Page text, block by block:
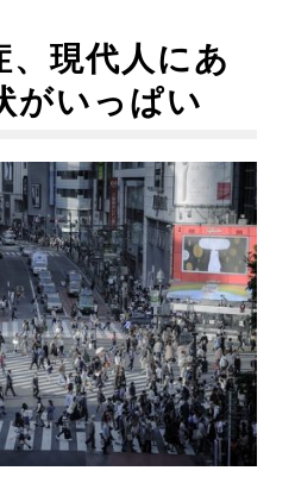
、現代人にあ
がいっぱい